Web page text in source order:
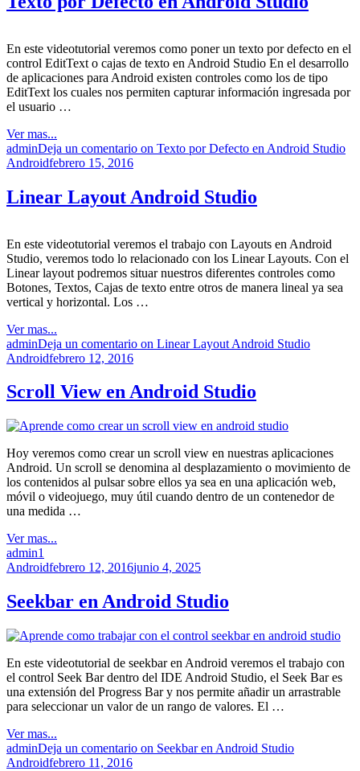
En este videotutorial veremos como poner un texto por defecto en el
control EditText o cajas de texto en Android Studio En el desarrollo
de aplicaciones para Android existen controles como los de tipo
EditText los cuales nos permiten capturar información ingresada por
el usuario …
Ver mas...
adminDeja un comentario on Texto por Defecto en Android Studio
Androidfebrero 15, 2016
Linear Layout Android Studio
En este videotutorial veremos el trabajo con Layouts en Android
Studio, veremos todo lo relacionado con los Linear Layouts. Con el
Linear layout podremos situar nuestros diferentes controles como
Botones, Textos, Cajas de texto entre otros de manera lineal ya sea
vertical y horizontal. Los …
Ver mas...
adminDeja un comentario on Linear Layout Android Studio
Androidfebrero 12, 2016
Scroll View en Android Studio
Hoy veremos como crear un scroll view en nuestras aplicaciones
Android. Un scroll se denomina al desplazamiento o movimiento de
los contenidos al pulsar sobre ellos ya sea en una aplicación web,
móvil o videojuego, muy útil cuando dentro de un contenedor de
una medida …
Ver mas...
admin1
Androidfebrero 12, 2016junio 4, 2025
Seekbar en Android Studio
En este videotutorial de seekbar en Android veremos el trabajo con
el control Seek Bar dentro del IDE Android Studio, el Seek Bar es
una extensión del Progress Bar y nos permite añadir un arrastrable
para seleccionar un valor de un rango de valores. El …
Ver mas...
adminDeja un comentario on Seekbar en Android Studio
Androidfebrero 11, 2016